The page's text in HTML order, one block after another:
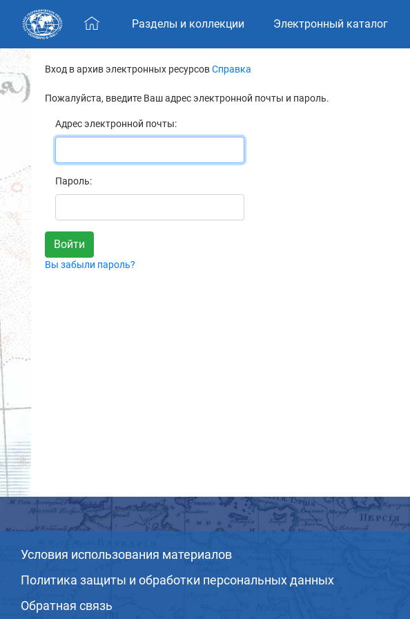
Skip navigation
Разделы и коллекции Электронный каталог
Вход в архив электронных ресурсовСправка
Пожалуйста, введите Ваш адрес электронной почты и пароль.
Адрес электронной почты:
Пароль:
Вы забыли пароль?
Условия использования материалов
Политика защиты и обработки персональных данных
Обратная связь